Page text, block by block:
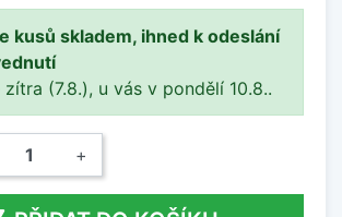
kusů skladem, ihned k odeslání
zítra (7.8.), u vás v pondělí 10.8..
+